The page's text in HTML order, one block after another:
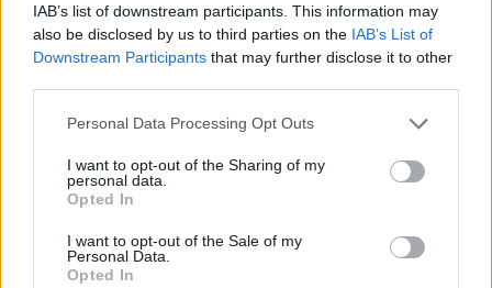
IAB’s list of downstream participants. This information may
also be disclosed by us to third parties on the IAB’s List of
Downstream Participants that may further disclose it to other
Personal Data Processing Opt Outs
I want to opt-out of the Sharing of my
personal data.
Opted In
I want to opt-out of the Sale of my
Personal Data.
Opted In
ΠΕΡΙΣΣΌΤΕΡΑ ΣΕ ΑΥΤΉ ΤΗΝ ΚΑΤΗΓΟΡΊΑ
Diorama Fund: Με 25%